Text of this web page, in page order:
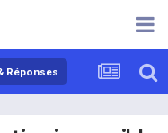
Réponses